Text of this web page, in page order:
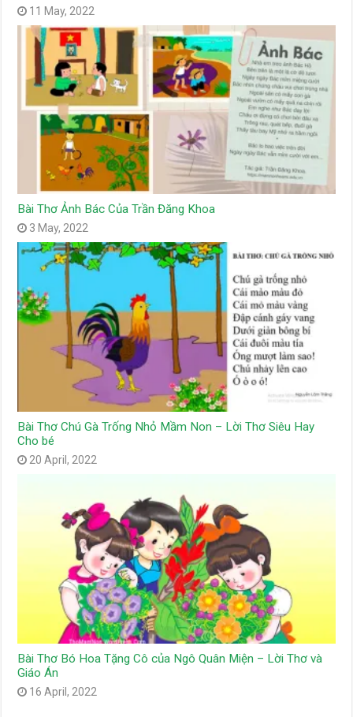
11 May, 2022
Bài Thơ Ảnh Bác Của Trần Đăng Khoa
3 May, 2022
Bài Thơ Chú Gà Trống Nhỏ Mầm Non – Lời Thơ Siêu Hay
Cho bé
20 April, 2022
Bài Thơ Bó Hoa Tặng Cô của Ngô Quân Miện – Lời Thơ và
Giáo Án
16 April, 2022